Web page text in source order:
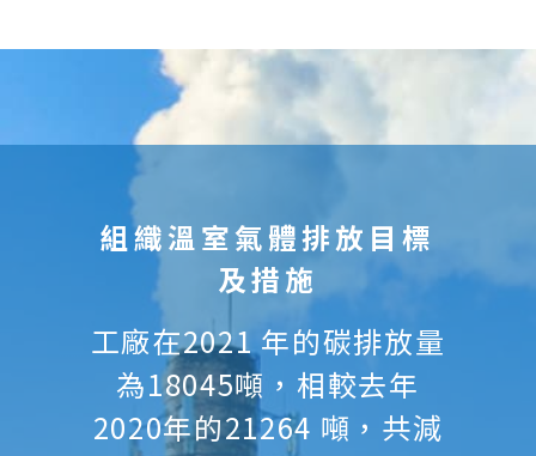
組織溫室氣體排放目標
及措施
工廠在2021 年的碳排放量
為18045噸，相較去年
2020年的21264 噸，共減